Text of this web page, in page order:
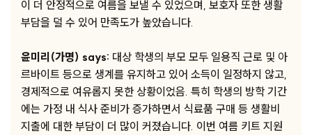
이 더 안정적으로 여름을 보낼 수 있었으며, 보호자 또한 생활
부담을 덜 수 있어 만족도가 높았습니다.
윤미리(가명) says: 대상 학생의 부모 모두 일용직 근로 및 아
르바이트 등으로 생계를 유지하고 있어 소득이 일정하지 않고,
경제적으로 여유롭지 못한 상황이었음. 특히 학생의 방학 기간
에는 가정 내 식사 준비가 증가하면서 식료품 구매 등 생활비
지출에 대한 부담이 더 많이 커졌습니다. 이번 여름 키트 지원